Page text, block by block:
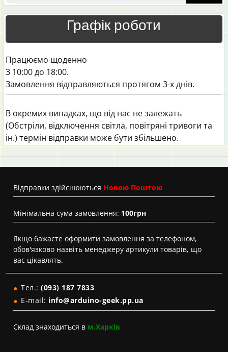
Графік роботи
Працюємо щоденно
3 10:00 до 18:00.
Замовлення відправляються протягом 3-х днів.
В окремих випадках, що від нас не залежать
(Обстріли, відключення світла, повітряні тривоги та
ін.) термін відправки може бути збільшено.
Вiдправки здійснюються Новою Поштою
Мінімальна сума замовлення: 100грн
Якщо бажаєте оформити замовлення за телефоном,
обов'язково назвіть менеджеру артикули товарів, що
вас цікавлять.
Тел.: (093) 187 7833
E-mail: info@arduino-geek.pp.ua
Склад знаходиться в м.Харків